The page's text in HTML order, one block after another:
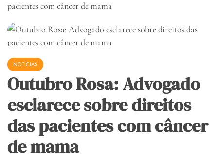
pacientes com câncer de mama
NOTÍCIAS
Outubro Rosa: Advogado
esclarece sobre direitos
das pacientes com câncer
de mama